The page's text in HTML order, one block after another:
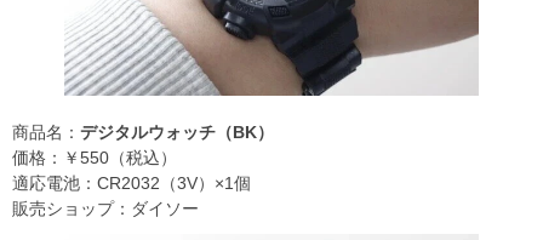
商品名： デジタルウォッチ（BK）
価格：￥550（税込）
適応電池：CR2032（3V）×1個
販売ショップ：ダイソー